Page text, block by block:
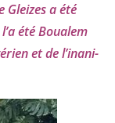
Gleizesa été
été Boualem
et de l’i­na­ni­